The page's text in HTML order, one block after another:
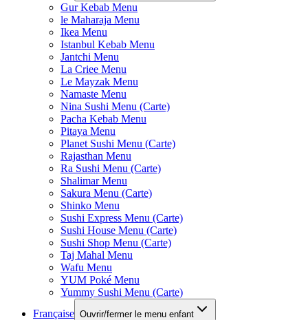
Gur Kebab Menu
le Maharaja Menu
Ikea Menu
Istanbul Kebab Menu
Jantchi Menu
La Criee Menu
Le Mayzak Menu
Namaste Menu
Nina Sushi Menu (Carte)
Pacha Kebab Menu
Pitaya Menu
Planet Sushi Menu (Carte)
Rajasthan Menu
Ra Sushi Menu (Carte)
Shalimar Menu
Sakura Menu (Carte)
Shinko Menu
Sushi Express Menu (Carte)
Sushi House Menu (Carte)
Sushi Shop Menu (Carte)
Taj Mahal Menu
Wafu Menu
YUM Poké Menu
Yummy Sushi Menu (Carte)
Française Ouvrir/fermer le menu enfant